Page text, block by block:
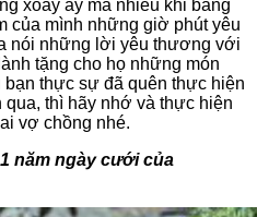
xoáy ấy mà nhiều khi bẵng
của mình những giờ phút yêu
nói những lời yêu thương với
tặng cho họ những món
thực sự đã quên thực hiện
thì hãy nhớ và thực hiện
vợ chồng nhé.
năm ngày cưới của